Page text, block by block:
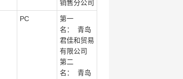
销售分公司
PC
第一
名： 青岛
君佳和贸易
有限公司
第二
名： 青岛